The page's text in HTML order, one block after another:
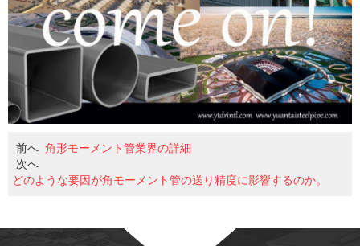
前へ 角形モーメント管業界の詳細
次へ
どのような要因が角モーメント管の送り精度に影響するのか。